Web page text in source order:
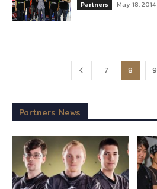
Partners May 18, 2014
7 8 9
Partners News